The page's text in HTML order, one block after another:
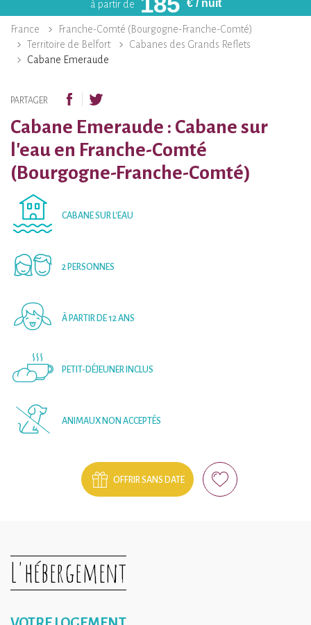
à partir de € / nuit
France
Franche-Comté (Bourgogne-Franche-Comté)
Territoire de Belfort
Cabanes des Grands Reflets
Cabane Emeraude
PARTAGER
Cabane Emeraude : Cabane sur
l'eau en Franche-Comté
(Bourgogne-Franche-Comté)
CABANE SUR L'EAU
2 PERSONNES
À PARTIR DE 12 ANS
PETIT-DÉJEUNER INCLUS
ANIMAUX NON ACCEPTÉS
OFFRIR SANS DATE
L'hébergement